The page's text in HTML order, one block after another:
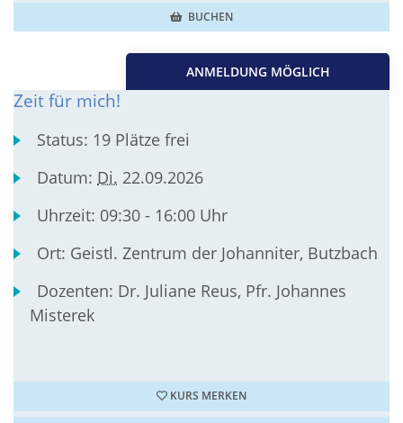
BUCHEN
ANMELDUNG MÖGLICH
Zeit für mich!
Status: 19 Plätze frei
Datum: Di. 22.09.2026
Uhrzeit: 09:30 - 16:00 Uhr
Ort: Geistl. Zentrum der Johanniter, Butzbach
Dozenten: Dr. Juliane Reus, Pfr. Johannes
Misterek
KURS MERKEN